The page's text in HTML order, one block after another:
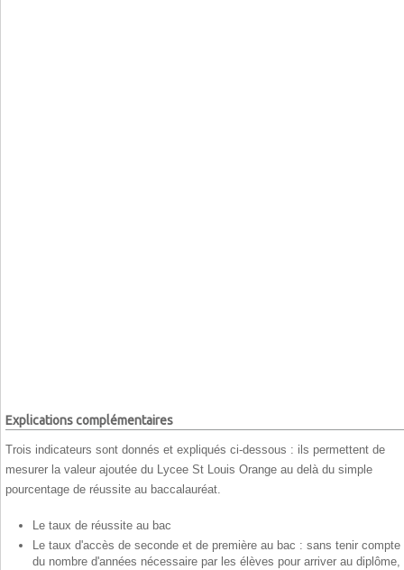
Explications complémentaires
Trois indicateurs sont donnés et expliqués ci-dessous : ils permettent de
mesurer la valeur ajoutée du Lycee St Louis Orange au delà du simple
pourcentage de réussite au baccalauréat.
Le taux de réussite au bac
Le taux d'accès de seconde et de première au bac : sans tenir compte
du nombre d'années nécessaire par les élèves pour arriver au diplôme,